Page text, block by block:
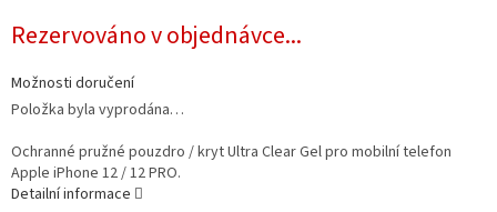
cena:
Rezervováno v objednávce...
Možnosti doručení
Položka byla vyprodána…
Ochranné pružné pouzdro / kryt Ultra Clear Gel pro mobilní telefon
Apple iPhone 12 / 12 PRO.
Detailní informace